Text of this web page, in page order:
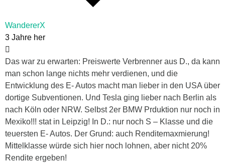
WandererX
3 Jahre her
Das war zu erwarten: Preiswerte Verbrenner aus D., da kann
man schon lange nichts mehr verdienen, und die
Entwicklung des E- Autos macht man lieber in den USA über
dortige Subventionen. Und Tesla ging lieber nach Berlin als
nach Köln oder NRW. Selbst 2er BMW Prduktion nur noch in
Mexiko!!! stat in Leipzig! In D.: nur noch S – Klasse und die
teuersten E- Autos. Der Grund: auch Renditemaxmierung!
Mittelklasse würde sich hier noch lohnen, aber nicht 20%
Rendite ergeben!